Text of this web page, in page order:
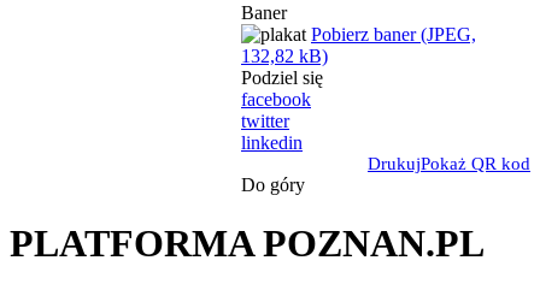
Baner
Pobierz baner (JPEG,
132,82 kB)
Podziel się
facebook
twitter
linkedin
DrukujPokaż QR kod
Do góry
PLATFORMA POZNAN.PL